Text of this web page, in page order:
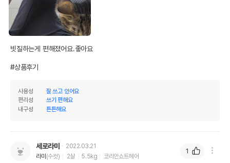
빗질하는게 편해졌어요.좋아요
#상품후기
사용성
잘 쓰고 있어요
편리성
쓰기 편해요
내구성
튼튼해요
세로라미
2022.03.21
라미(수컷) 2살 5.5kg 코리안쇼트헤어
1